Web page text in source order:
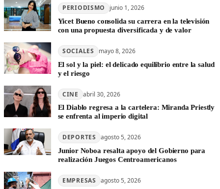
PERIODISMO junio 1, 2026
Yicet Bueno consolida su carrera en la televisión
con una propuesta diversificada y de valor
SOCIALES mayo 8, 2026
El sol y la piel: el delicado equilibrio entre la salud
y el riesgo
CINE abril 30, 2026
El Diablo regresa a la cartelera: Miranda Priestly
se enfrenta al imperio digital
DEPORTES agosto 5, 2026
Junior Noboa resalta apoyo del Gobierno para
realización Juegos Centroamericanos
EMPRESAS agosto 5, 2026